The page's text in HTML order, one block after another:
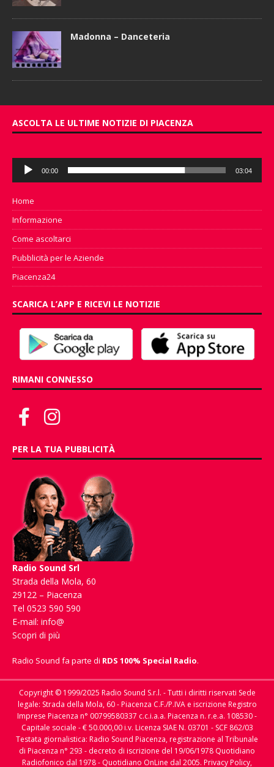
Madonna – Danceteria
ASCOLTA LE ULTIME NOTIZIE DI PIACENZA
Audio
Player
00:00 03:04
Home
Informazione
Come ascoltarci
Pubblicità per le Aziende
Piacenza24
SCARICA L’APP E RICEVI LE NOTIZIE
RIMANI CONNESSO
PER LA TUA PUBBLICITÀ
Radio Sound Srl
Strada della Mola, 60
29122 – Piacenza
Tel 0523 590 590
E-mail: info@
Scopri di più
Radio Sound fa parte di RDS 100% Special Radio.
Copyright © 1999/2025 Radio Sound S.r.l. - Tutti i diritti riservati Sede
legale: Strada della Mola, 60 - Piacenza C.F./P.IVA e iscrizione Registro
Imprese Piacenza n° 00799580337 c.c.i.a.a. Piacenza n. r.e.a. 108530 -
Capitale sociale - € 50.000,00 i.v. Licenza SIAE N. 03701 - SCF 862/03
Testata giornalistica: Radio Sound Piacenza, registrazione al Tribunale
di Piacenza n° 293 - decreto di iscrizione del 19/06/1978 Quotidiano
Radiofonico dal 1978 - Quotidiano OnLine dal 2005. Privacy Policy,